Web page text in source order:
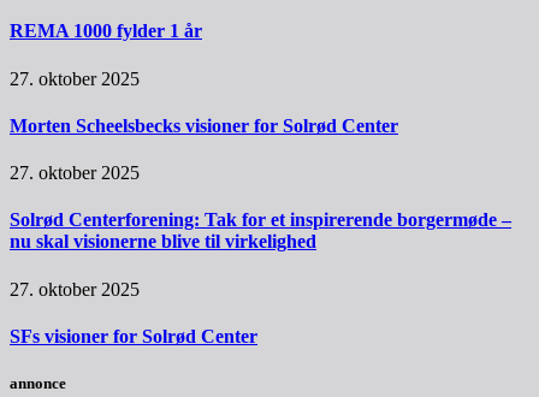
REMA 1000 fylder 1 år
27. oktober 2025
Morten Scheelsbecks visioner for Solrød Center
27. oktober 2025
Solrød Centerforening: Tak for et inspirerende borgermøde –
nu skal visionerne blive til virkelighed
27. oktober 2025
SFs visioner for Solrød Center
annonce